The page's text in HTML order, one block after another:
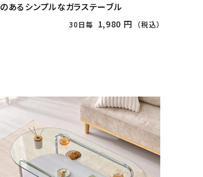
のあるシンプルなガラステーブル
30日毎 1,980 円 （税込）